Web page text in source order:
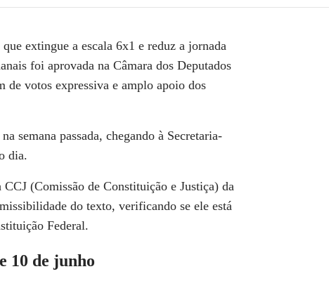
| LIVE CNN
extingue a escala 6x1 e reduz a jornada
foi aprovada na Câmara dos Deputados
votos expressiva e amplo apoio dos
semana passada, chegando à Secretaria-
dia.
(Comissão de Constituição e Justiça) da
do texto, verificando se ele está
Federal.
10 de junho